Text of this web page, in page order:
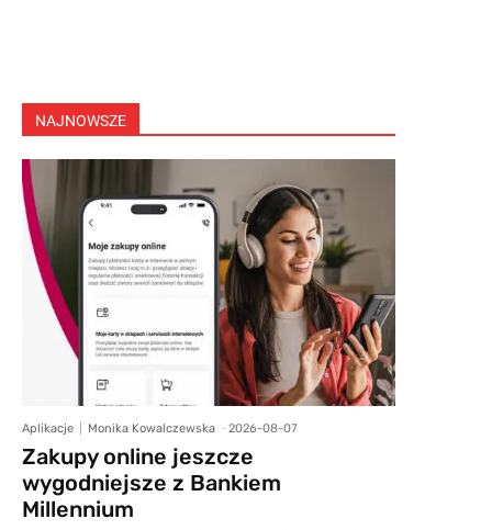
NAJNOWSZE
Aplikacje Monika Kowalczewska - 2026-08-07
Zakupy online jeszcze
wygodniejsze z Bankiem
Millennium